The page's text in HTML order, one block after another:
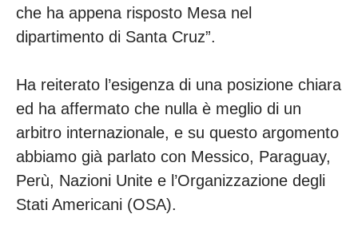
che ha appena risposto Mesa nel
dipartimento di Santa Cruz”.
Ha reiterato l’esigenza di una posizione chiara
ed ha affermato che nulla è meglio di un
arbitro internazionale, e su questo argomento
abbiamo già parlato con Messico, Paraguay,
Perù, Nazioni Unite e l’Organizzazione degli
Stati Americani (OSA).